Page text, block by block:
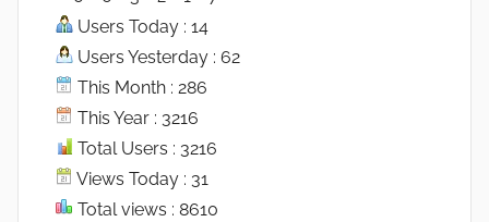
Users Today : 14
Users Yesterday : 62
This Month : 286
This Year : 3216
Total Users : 3216
Views Today : 31
Total views : 8610